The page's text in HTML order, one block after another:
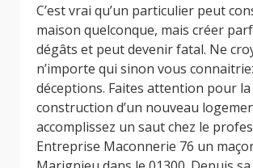
C’est vrai qu’un particulier peut
maison quelconque, mais créer
dégâts et peut devenir fatal. Ne
n’importe qui sinon vous
déceptions. Faites attention pour la
construction d’un nouveau
accomplissez un saut chez le
Entreprise Maconnerie 76 un